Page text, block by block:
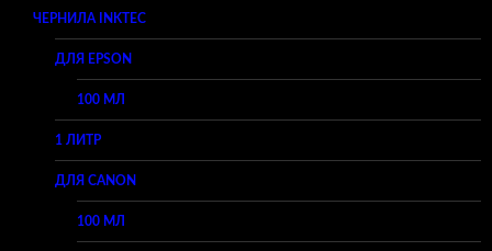
ЧЕРНИЛА INKTEC
ДЛЯ EPSON
100 МЛ
1 ЛИТР
ДЛЯ CANON
100 МЛ